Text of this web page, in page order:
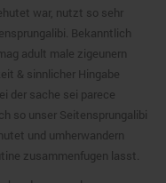
war, nutzt so sehr
Bekanntlich
adult male zigeunern
& sinnlicher Hingabe
der sache sei parece
so unser Seitensprungalibi
und umherwandern
zusammenfugen lasst.